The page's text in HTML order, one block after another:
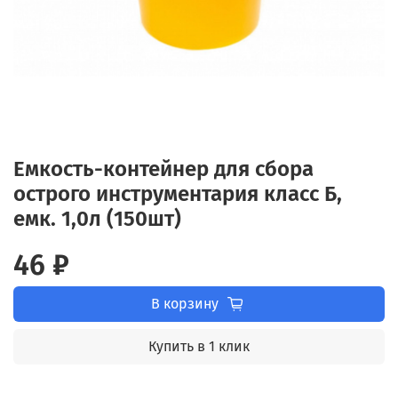
Емкость-контейнер для сбора
острого инструментария класс Б,
емк. 1,0л (150шт)
46 ₽
В корзину
Купить в 1 клик